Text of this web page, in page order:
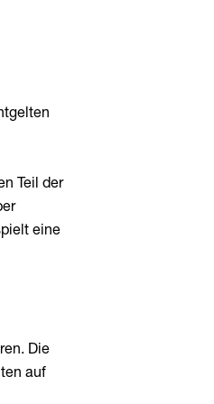
Teil der
eine
Die
auf